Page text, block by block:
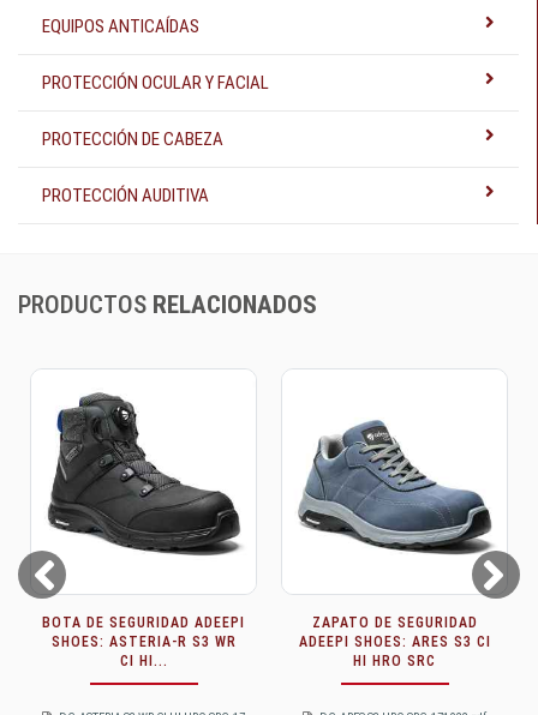
EQUIPOS ANTICAÍDAS
PROTECCIÓN OCULAR Y FACIAL
PROTECCIÓN DE CABEZA
PROTECCIÓN AUDITIVA
PRODUCTOS RELACIONADOS
Prev
DE SEGURIDAD ADEEPI
ASTERIA-R S3 WR
ZAPATO DE SEGURIDAD
ADEEPI SHOES: ARES S3 CI
HI HRO SRC
ADEEPI
Next